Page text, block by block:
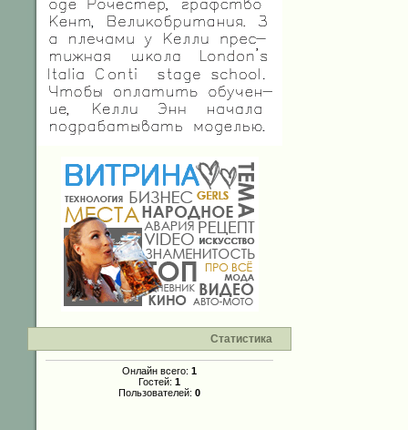
Статистика
Онлайн всего: 1
Гостей: 1
Пользователей: 0